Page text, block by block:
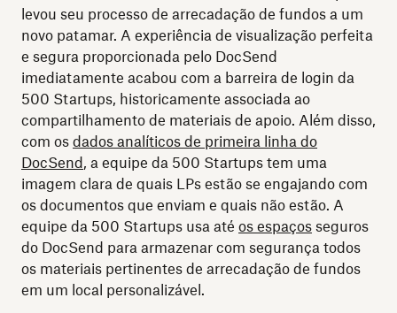
levou seu processo de arrecadação de fundos a um
novo patamar. A experiência de visualização perfeita
e segura proporcionada pelo DocSend
imediatamente acabou com a barreira de login da
500 Startups, historicamente associada ao
compartilhamento de materiais de apoio. Além disso,
com os dados analíticos de primeira linha do
DocSend, a equipe da 500 Startups tem uma
imagem clara de quais LPs estão se engajando com
os documentos que enviam e quais não estão. A
equipe da 500 Startups usa até os espaços seguros
do DocSend para armazenar com segurança todos
os materiais pertinentes de arrecadação de fundos
em um local personalizável.